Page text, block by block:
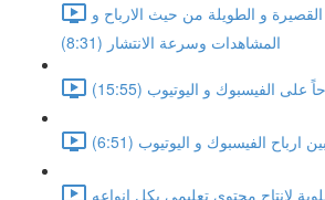
و الطويلة من حيث الارباح و
المشاهدات وسرعة الانتشار (8:31)
على الفيسبوك و اليوتيوب (15:55)
الفيسبوك و اليوتيوب (6:51)
لإنتاج محتوى تعليمي بكل انواعه